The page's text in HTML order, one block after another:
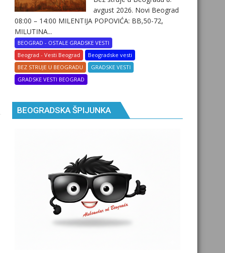
avgust 2026. Novi Beograd
08:00 – 14:00 MILENTIJA POPOVIĆA: BB,50-72,
MILUTINA...
BEOGRAD - OSTALE GRADSKE VESTI
Beograd - Vesti Beograd
Beogradske vesti
BEZ STRUJE U BEOGRADU
GRADSKE VESTI
GRADSKE VESTI BEOGRAD
BEOGRADSKA ŠPIJUNKA